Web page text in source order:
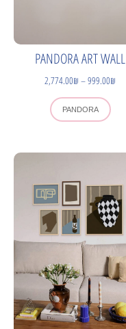
PANDORA ART WALL
999.00₪
–
2,774.00₪
PANDORA